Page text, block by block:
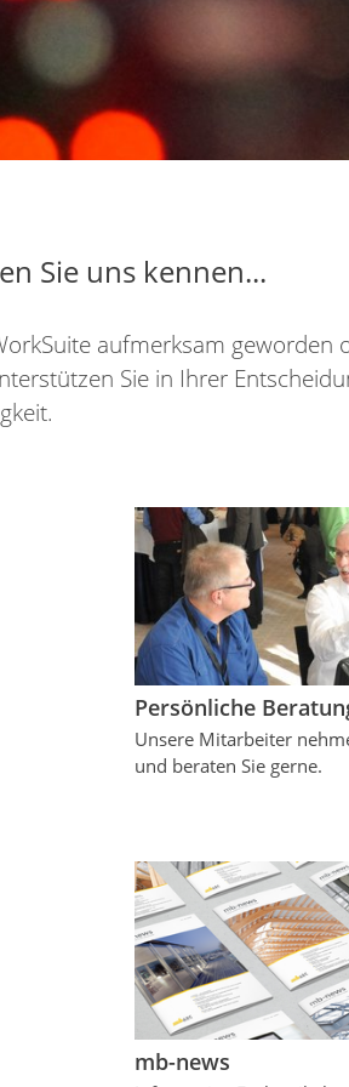
Sie uns kennen...
aufmerksam geworden
Sie in Ihrer
Persönliche
Unsere Mitarbeiter
und beraten Sie gerne.
mb-news